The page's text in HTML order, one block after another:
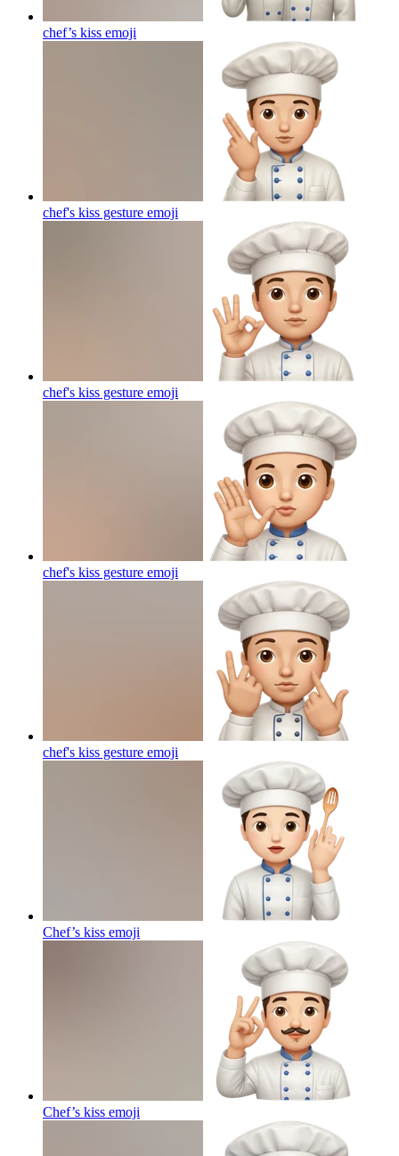
chef’s kiss emoji
chef's kiss gesture emoji
chef's kiss gesture emoji
chef's kiss gesture emoji
chef's kiss gesture emoji
Chef’s kiss emoji
Chef’s kiss emoji